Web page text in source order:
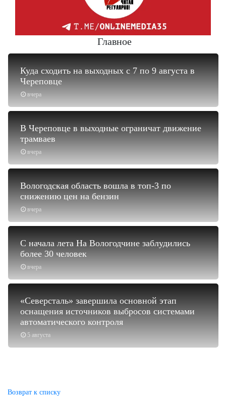
Главное
вчера
Куда сходить на выходных с 7 по 9 августа в
Череповце
вчера
В Череповце в выходные ограничат движение
трамваев
вчера
Вологодская область вошла в топ-3 по
снижению цен на бензин
вчера
С начала лета На Вологодчине заблудились
более 30 человек
5 августа
«Северсталь» завершила основной этап
оснащения источников выбросов системами
автоматического контроля
Возврат к списку